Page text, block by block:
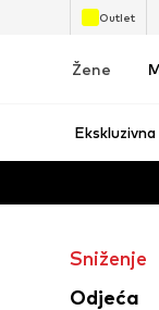
Outlet
Žene
Sniženje
Odjeća